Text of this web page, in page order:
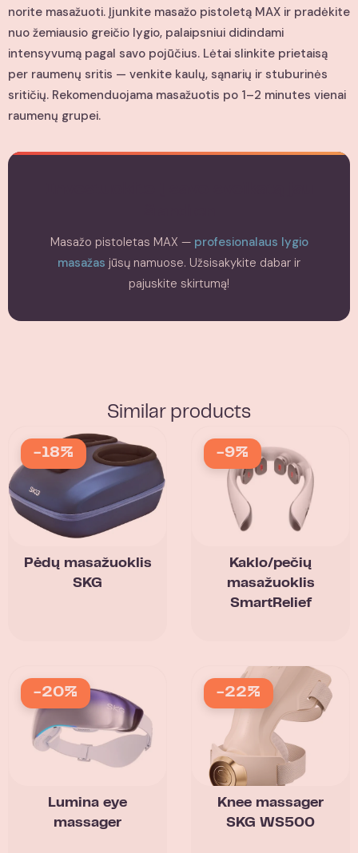
norite masažuoti. Įjunkite masažo pistoletą MAX ir pradėkite
nuo žemiausio greičio lygio, palaipsniui didindami
intensyvumą pagal savo pojūčius. Lėtai slinkite prietaisą
per raumenų sritis — venkite kaulų, sąnarių ir stuburinės
sritičių. Rekomenduojama masažuotis po 1–2 minutes vienai
raumenų grupei.
Masažo pistoletas MAX — profesionalaus lygio
masažas jūsų namuose. Užsisakykite dabar ir
pajuskite skirtumą!
Similar products
-18%
Pėdų masažuoklis
SKG
-9%
Kaklo/pečių
masažuoklis
SmartRelief
-20%
Lumina eye
massager
-22%
Knee massager
SKG WS500